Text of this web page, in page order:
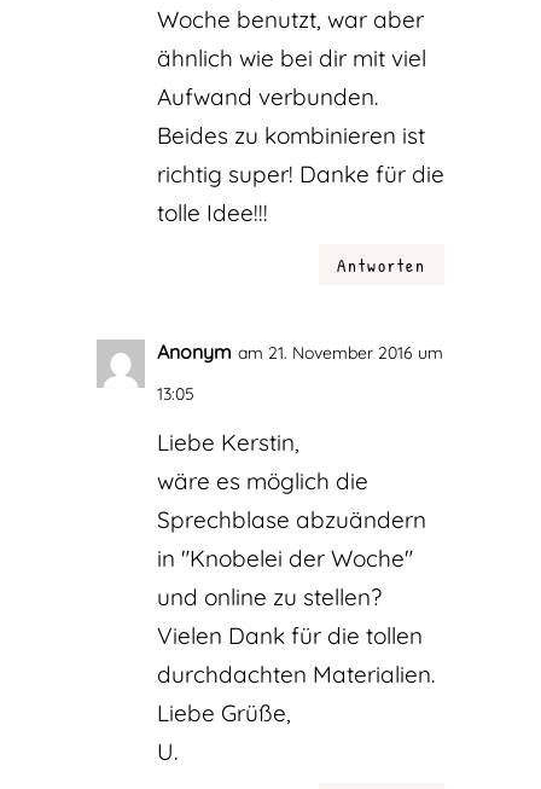
Woche benutzt, war aber
ähnlich wie bei dir mit viel
Aufwand verbunden.
Beides zu kombinieren ist
richtig super! Danke für die
tolle Idee!!!
Antworten
Anonym am 21. November 2016 um
13:05
Liebe Kerstin,
wäre es möglich die
Sprechblase abzuändern
in "Knobelei der Woche"
und online zu stellen?
Vielen Dank für die tollen
durchdachten Materialien.
Liebe Grüße,
U.